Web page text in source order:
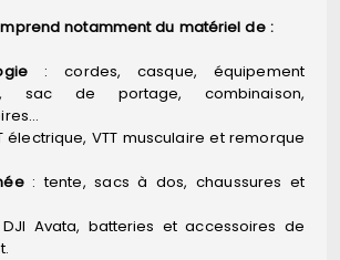
notamment du matériel de :
: cordes, casque, équipement
sac de portage, combinaison,
électrique, VTT musculaire et remorque
: tente, sacs à dos, chaussures et
Avata, batteries et accessoires de